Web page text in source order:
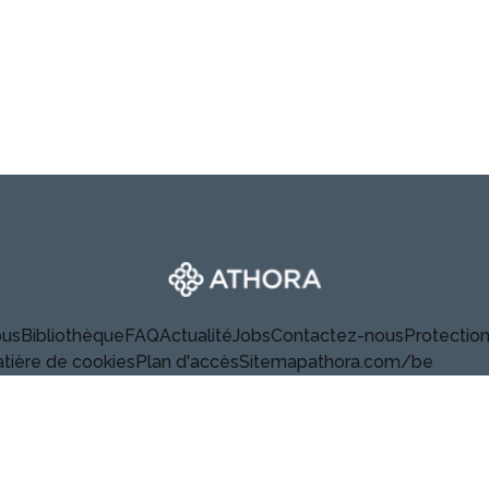
Athora
BibliothèqueFAQActualitéJobsContactez-nous
de cookiesPlan d'accèsSitemapathora.com/be